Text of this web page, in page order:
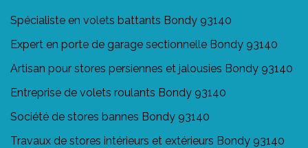
Spécialiste en volets battants Bondy 93140
Expert en porte de garage sectionnelle Bondy 93140
Artisan pour stores persiennes et jalousies Bondy 93140
Entreprise de volets roulants Bondy 93140
Société de stores bannes Bondy 93140
Travaux de stores intérieurs et extérieurs Bondy 93140